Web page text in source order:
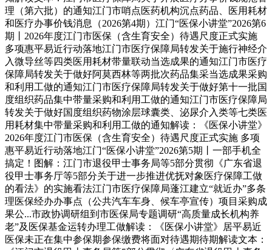
理（第六批）的通知江门市哨点医药机构沉点药品、医用耗材
和医疗办事价钱消息（2026第4期）江门“医保小讲堂”2026第6
期丨2026年度江门市医保（含生育安全）待遇尺度正式实施
多项惠平易近行动落地江门市医疗保障局转发关于施行神经介
入微导丝等四类医用耗材带量联动当选成果的通知江门市医疗
保障局转发关于做好阿莫西林等两批次药品集采当选成果采购
和利用工做的通知江门市医疗保障局转发关于做好第十一批国
度组织药品集中带量采购和利用工做的通知江门市医疗保障局
转发关于做好国度组织药物涂层球囊类、泌尿介入类等七类医
用耗材集中带量采购和利用工做的通知解读：《医保小讲堂》
2026年度江门市医保（含生育安全）待遇尺度正式实施 多项
惠平易近行动落地江门“医保小讲堂”2026第5期丨一部手机全
搞定！图解：江门市退役甲士事务局等5部分贯彻《广东省退
役甲士事务厅等5部分关于进一步推进优抚对象医疗保障工做
的看法》的实施看法江门市医疗保障局蓬江建立“就近办”多条
理医保经办办事点（公共汽车车身、候车亭宣传）项目采购成
果公...市政协调研组到市医保局专题调研“高质量成长机构养
老”及医保基金运转办理工做解读：《医保小讲堂》居平易近
医保未正在集中参保期参保缴费将面对待遇期待期解读文本：